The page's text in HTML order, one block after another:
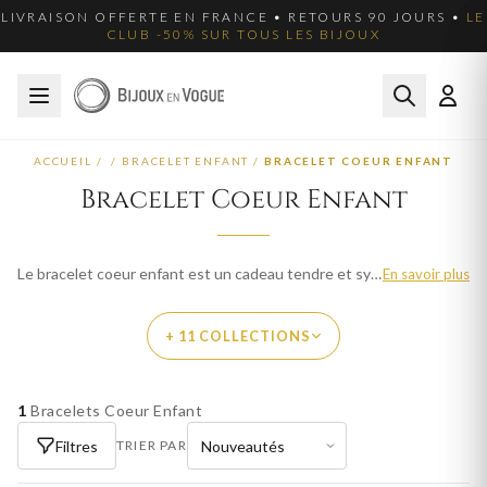
LIVRAISON OFFERTE EN FRANCE • RETOURS 90 JOURS • LE
CLUB -50% SUR TOUS LES BIJOUX
ACCUEIL / / BRACELET ENFANT / BRACELET COEUR ENFANT
Bracelet Coeur Enfant
Le bracelet coeur enfant est un cadeau tendre et symbolique. En or, argent et plaqué or. Livraison offerte en France.En savoir plus
+ 11 COLLECTIONS
PAR MATIÈRE
PENDENTIF COEUR OR
1 Bracelets Coeur Enfant
Filtres
TRIER PAR